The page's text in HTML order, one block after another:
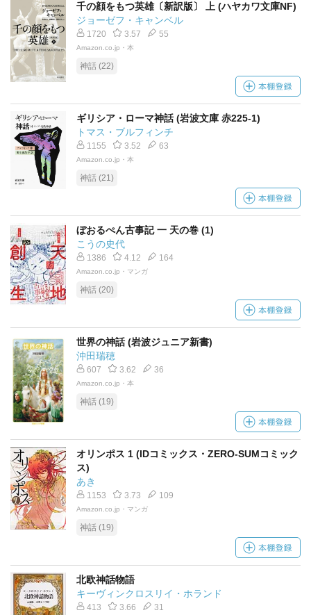
千の顔をもつ英雄〔新訳版〕 上 (ハヤカワ文庫NF)
ジョーゼフ・キャンベル
1720 3.57 55
Amazon.co.jp・本
神話 (22)
ギリシア・ローマ神話 (岩波文庫 赤225-1)
トマス・ブルフィンチ
1155 3.52 63
Amazon.co.jp・本
神話 (21)
ぼおるぺん古事記 一 天の巻 (1)
こうの史代
1386 4.12 164
Amazon.co.jp・マンガ
神話 (20)
世界の神話 (岩波ジュニア新書)
沖田瑞穂
607 3.62 36
Amazon.co.jp・本
神話 (19)
オリンポス 1 (IDコミックス・ZERO-SUMコミック
ス)
あき
1153 3.73 109
Amazon.co.jp・マンガ
神話 (19)
北欧神話物語
キーヴィンクロスリイ・ホランド
413 3.66 31